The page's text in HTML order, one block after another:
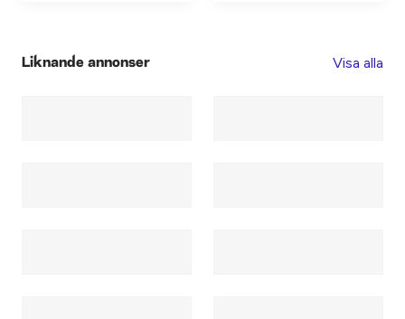
Liknande annonser Visa alla